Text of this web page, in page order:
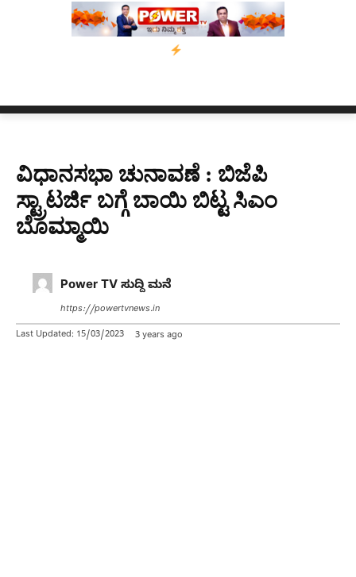
ಬೆಂಗಳೂರಿನಿಂದ ಅಸ್ಸಾಂ ಪ್ರವಾಹ ಸಂತ್ರಸ್ತರಿಗೆ
ವಿಧಾನಸಭಾ ಚುನಾವಣೆ : ಬಿಜೆಪಿ
ಸ್ಟ್ರಾಟರ್ಜಿ ಬಗ್ಗೆ ಬಾಯಿ ಬಿಟ್ಟ ಸಿಎಂ
ಬೊಮ್ಮಾಯಿ
Power TV ಸುದ್ದಿ ಮನೆ
https://powertvnews.in
Last Updated: 15/03/2023 3 years ago